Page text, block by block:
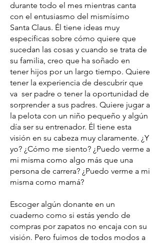
durante todo el mes mientras canta
con el entusiasmo del mismísimo
Santa Claus. Él tiene ideas muy
específicas sobre cómo quiere que
sucedan las cosas y cuando se trata de
su familia, creo que ha soñado en
tener hijos por un largo tiempo. Quiere
tener la experiencia de descubrir que
va ser padre o tener la oportunidad de
sorprender a sus padres. Quiere jugar a
la pelota con un niño pequeño y algún
día ser su entrenador. Él tiene esta
visión en su cabeza muy claramente. ¿Y
yo? ¿Cómo me siento? ¿Puedo verme a
mi misma como algo más que una
persona de carrera? ¿Puedo verme a mi
misma como mamá?
Escoger algún donante en un
cuaderno como si estás yendo de
compras por zapatos no encaja con su
visión. Pero fuimos de todos modos a